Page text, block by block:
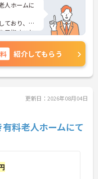
人ホームに
ており、無
目指すこと
、さらに
相談くださ
紹介してもらう
更新日：2026年08月04日
有料老人ホームにて